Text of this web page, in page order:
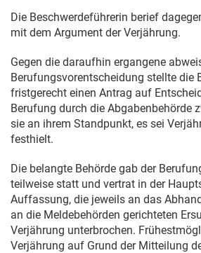
Die Beschwerdeführerin berief
mit dem Argument der Verjährung.
Gegen die daraufhin ergangene
Berufungsvorentscheidung stellte die
fristgerecht einen Antrag auf
Berufung durch die Abgabenbehörde
sie an ihrem Standpunkt, es sei
festhielt.
Die belangte Behörde gab der
teilweise statt und vertrat in der
Auffassung, die jeweils an das
an die Meldebehörden gerichteten
Verjährung unterbrochen.
Verjährung auf Grund der Mitteilung